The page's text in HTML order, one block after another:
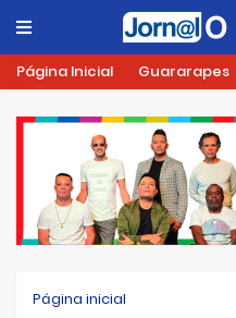
Página Inicial Guararapes
Página inicial